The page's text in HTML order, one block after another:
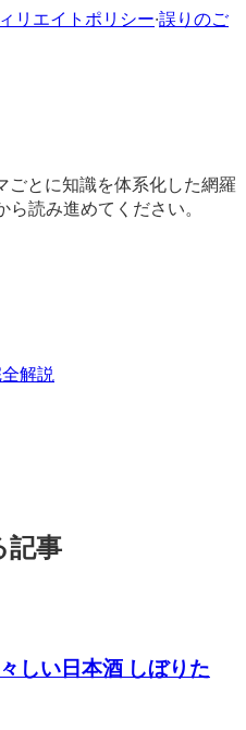
リエイトポリシー·誤りのご
ごとに知識を体系化した網羅
読み進めてください。
解説
記事
しい日本酒 しぼりた